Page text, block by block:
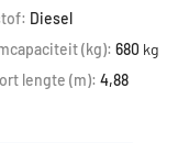
Diesel
(kg): 680 kg
lengte (m): 4,88